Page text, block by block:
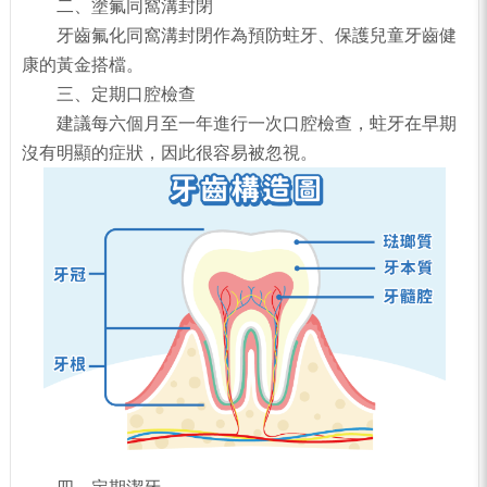
二、塗氟同窩溝封閉
牙齒氟化同窩溝封閉作為預防蛀牙、保護兒童牙齒健
康的黃金搭檔。
三、定期口腔檢查
建議每六個月至一年進行一次口腔檢查，蛀牙在早期
沒有明顯的症狀，因此很容易被忽視。